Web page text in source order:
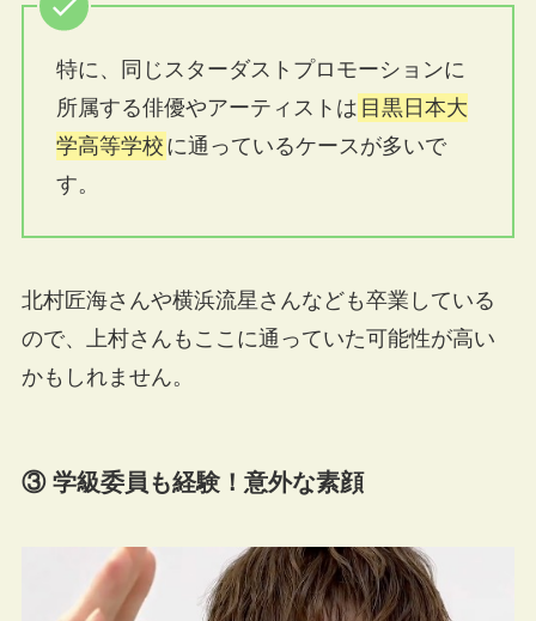
特に、同じスターダストプロモーションに
所属する俳優やアーティストは 目黒日本大
学高等学校 に通っているケースが多いで
す。
北村匠海さんや横浜流星さんなども卒業している
ので、上村さんもここに通っていた可能性が高い
かもしれません。
③ 学級委員も経験！意外な素顔